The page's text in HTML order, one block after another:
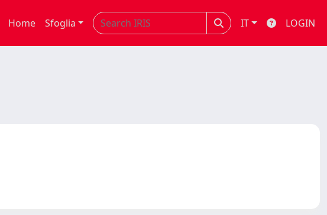
Home Sfoglia IT LOGIN